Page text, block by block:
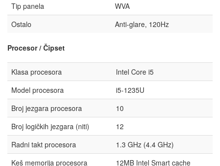
Tip panela
WVA
Ostalo
Anti-glare, 120Hz
Procesor / Čipset
Klasa procesora
Intel Core i5
Model procesora
i5-1235U
Broj jezgara procesora
10
Broj logičkih jezgara (niti)
12
Radni takt procesora
1.3 GHz (4.4 GHz)
Keš memorija procesora
12MB Intel Smart cache